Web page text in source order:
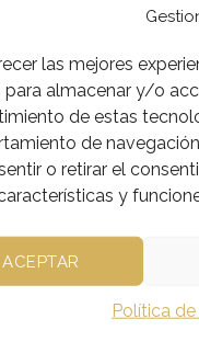
las mejores
para almacenar y/o
de estas
de
o retirar el
y
ACEPTAR
Política
DE LA
SE VENDE,